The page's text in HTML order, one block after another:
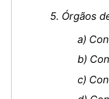
5. Órgãos
a)
b)
c)